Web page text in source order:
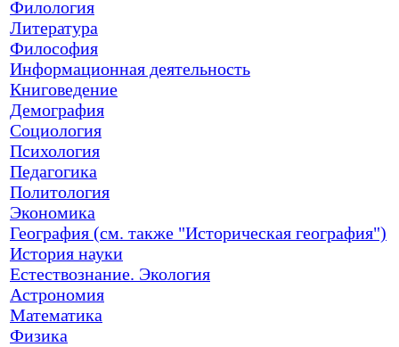
Филология
Литература
Философия
Информационная деятельность
Книговедение
Демография
Социология
Психология
Педагогика
Политология
Экономика
География (см. также "Историческая география")
История науки
Естествознание. Экология
Астрономия
Математика
Физика